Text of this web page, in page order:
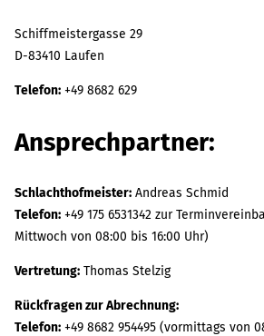
Schiffmeistergasse 29
D-83410 Laufen
Telefon: +49 8682 629
Ansprechpartner:
Schlachthofmeister: Andreas Schmid
Telefon: +49 175 6531342 zur
Mittwoch von 08:00 bis 16:00 Uhr)
Vertretung: Thomas Stelzig
Rückfragen zur Abrechnung:
Telefon: +49 8682 954495 (vormittags von